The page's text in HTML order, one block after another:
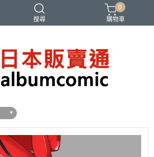
搜尋
バンドリ 刀劍亂舞 妮姬
0
購物車